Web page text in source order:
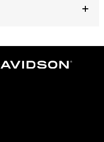
into the factory antenna